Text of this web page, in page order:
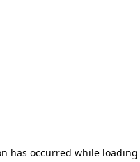
has occurred while loading